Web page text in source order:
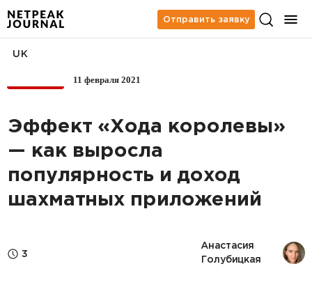
Отправить заявку
11 февраля 2021
UK
Эффект «Хода королевы»
— как выросла
популярность и доход
шахматных приложений
3
Анастасия
Голубицкая